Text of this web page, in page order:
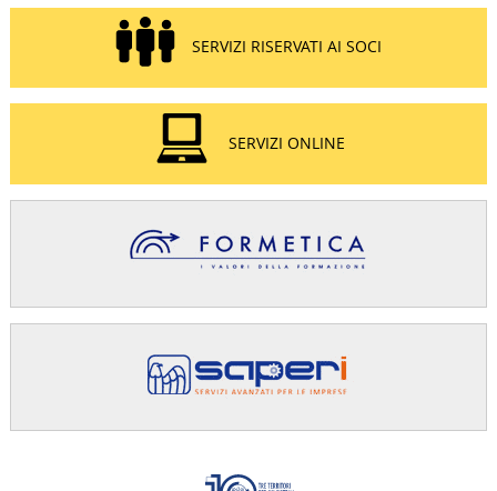
SERVIZI RISERVATI AI SOCI
SERVIZI ONLINE